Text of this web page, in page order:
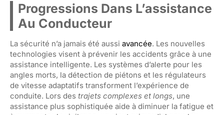
Progressions Dans L’assistance
Au Conducteur
La sécurité n’a jamais été aussi avancée. Les nouvelles
technologies visent à prévenir les accidents grâce à une
assistance intelligente. Les systèmes d’alerte pour les
angles morts, la détection de piétons et les régulateurs
de vitesse adaptatifs transforment l’expérience de
conduite. Lors des trajets complexes et longs, une
assistance plus sophistiquée aide à diminuer la fatigue et